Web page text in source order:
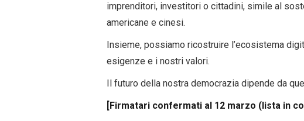
imprenditori, investitori o cittadini, simile al
americane e cinesi.
Insieme, possiamo ricostruire l’ecosistema
esigenze e i nostri valori.
Il futuro della nostra democrazia dipende da
[Firmatari confermati al 12 marzo (lista in